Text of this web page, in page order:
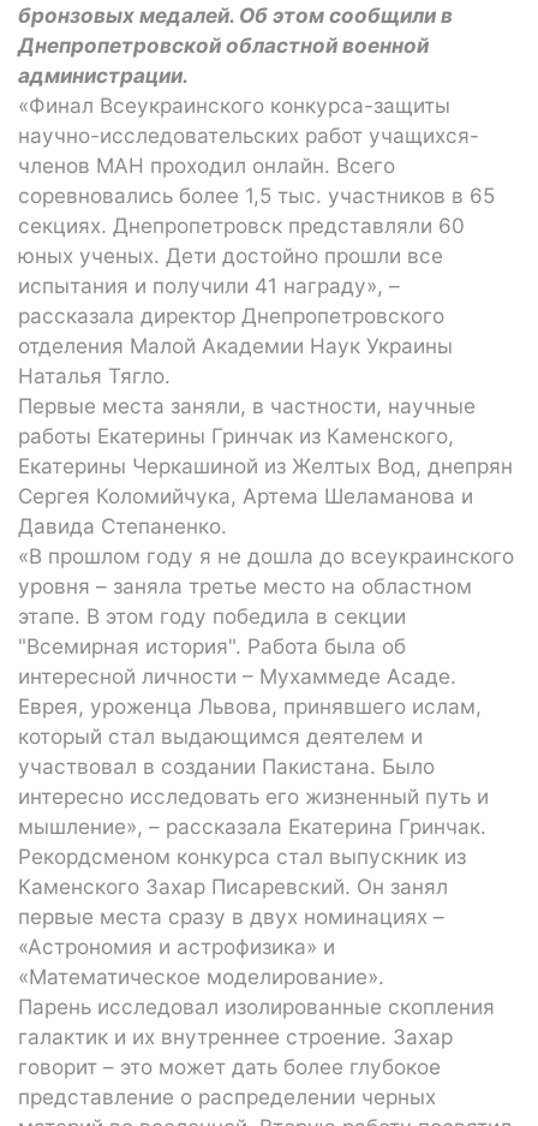
бронзовых медалей. Об этом сообщили в
Днепропетровской областной военной
администрации.
«Финал Всеукраинского конкурса-защиты
научно-исследовательских работ учащихся-
членов МАН проходил онлайн. Всего
соревновались более 1,5 тыс. участников в 65
секциях. Днепропетровск представляли 60
юных ученых. Дети достойно прошли все
испытания и получили 41 награду», –
рассказала директор Днепропетровского
отделения Малой Академии Наук Украины
Наталья Тягло.
Первые места заняли, в частности, научные
работы Екатерины Гринчак из Каменского,
Екатерины Черкашиной из Желтых Вод, днепрян
Сергея Коломийчука, Артема Шеламанова и
Давида Степаненко.
«В прошлом году я не дошла до всеукраинского
уровня – заняла третье место на областном
этапе. В этом году победила в секции
"Всемирная история". Работа была об
интересной личности – Мухаммеде Асаде.
Еврея, уроженца Львова, принявшего ислам,
который стал выдающимся деятелем и
участвовал в создании Пакистана. Было
интересно исследовать его жизненный путь и
мышление», – рассказала Екатерина Гринчак.
Рекордсменом конкурса стал выпускник из
Каменского Захар Писаревский. Он занял
первые места сразу в двух номинациях –
«Астрономия и астрофизика» и
«Математическое моделирование».
Парень исследовал изолированные скопления
галактик и их внутреннее строение. Захар
говорит – это может дать более глубокое
представление о распределении черных